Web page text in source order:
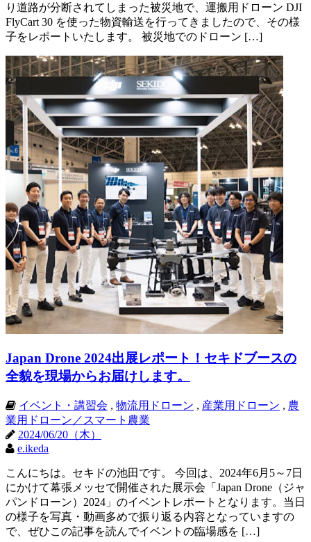
り道路が分断されてしまった被災地で、運搬用ドローン DJI
FlyCart 30 を使った物資輸送を行ってきましたので、その様
子をレポートいたします。 被災地でのドローン […]
Japan Drone 2024出展レポート！セキドブースの
全貌を現場からお届けします。
イベント・講習会 , 物流用ドローン , 産業用ドローン , 農
業用ドローン／スマート農業
2024/06/20（木）
e.ikeda
こんにちは。セキドの池田です。 今回は、2024年6月5～7日
にかけて幕張メッセで開催された展示会「Japan Drone（ジャ
パンドローン）2024」のイベントレポートとなります。当日
の様子を写真・動画多めで振り返る内容となっていますの
で、ぜひこの記事を読んでイベントの臨場感を […]